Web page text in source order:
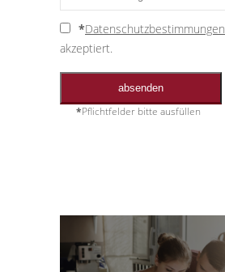
*Datenschutzbestimmungen
akzeptiert.
*Pflichtfelder bitte ausfüllen